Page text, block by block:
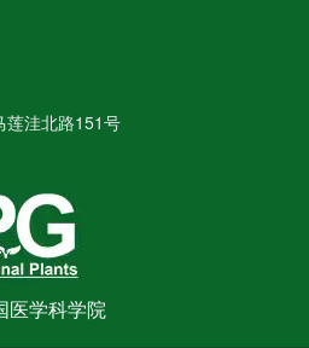
莲洼北路151号
医学科学院